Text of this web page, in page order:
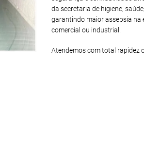
da secretaria de higiene, saúde,
garantindo maior assepsia na
comercial ou industrial.
Atendemos com total rapidez